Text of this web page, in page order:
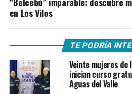
en Los Vilos
TE PODRÍA
Veinte mujeres de
inician curso
Aguas del Valle